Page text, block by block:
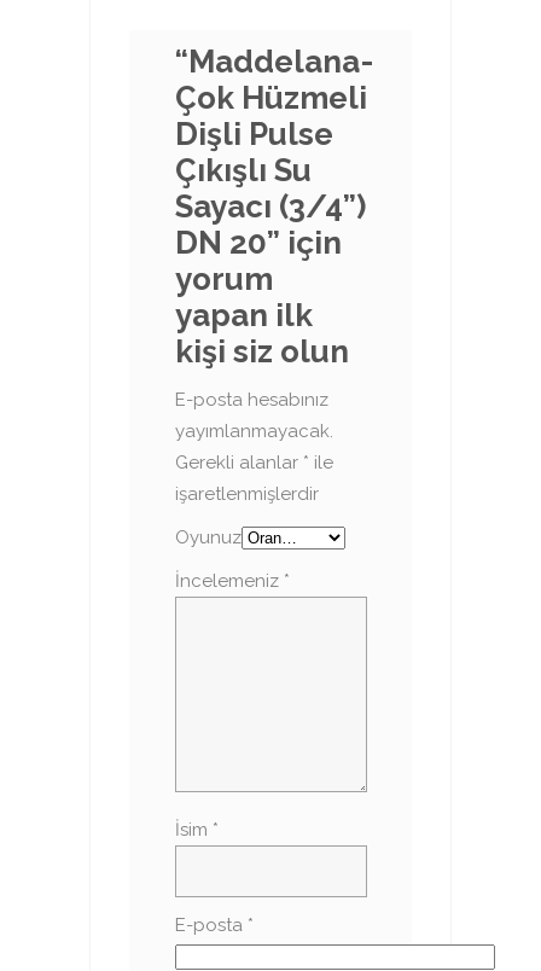
“Maddelana-
Çok Hüzmeli
Dişli Pulse
Çıkışlı Su
Sayacı (3/4”)
DN 20” için
yorum
yapan ilk
kişi siz olun
E-posta hesabınız
yayımlanmayacak.
Gerekli alanlar * ile
işaretlenmişlerdir
Oyunuz
İncelemeniz *
İsim *
E-posta *